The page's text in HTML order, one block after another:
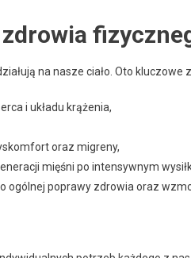
na nasze ciało. Oto kluczowe
i układu krążenia,
oraz migreny,
mięśni po intensywnym
ogólnej poprawy zdrowia oraz